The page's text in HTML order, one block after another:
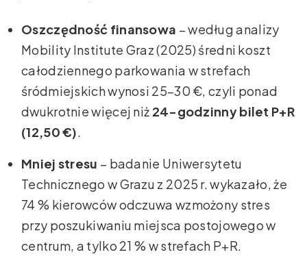
Oszczędność finansowa – według analizy
Mobility Institute Graz (2025) średni koszt
całodziennego parkowania w strefach
śródmiejskich wynosi 25–30 €, czyli ponad
dwukrotnie więcej niż 24-godzinny bilet P+R
(12,50 €).
Mniej stresu – badanie Uniwersytetu
Technicznego w Grazu z 2025 r. wykazało, że
74 % kierowców odczuwa wzmożony stres
przy poszukiwaniu miejsca postojowego w
centrum, a tylko 21 % w strefach P+R.